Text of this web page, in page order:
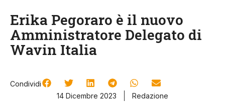
Erika Pegoraro è il nuovo
Amministratore Delegato di
Wavin Italia
Condividi
14 Dicembre 2023
Redazione